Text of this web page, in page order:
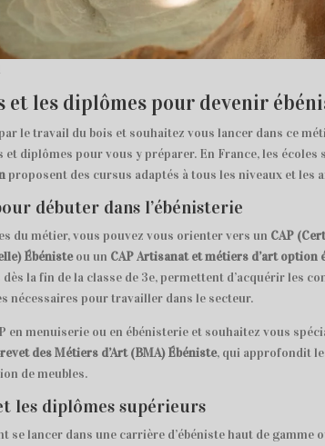
et les diplômes pour devenir
le travail du bois et souhaitez vous lancer dans ce
diplômes pour vous y préparer. En France, les écoles
proposent des cursus adaptés à tous les niveaux et les
débuter dans l’ébénisterie
du métier, vous pouvez vous orienter vers un CAP
Ébénisteou un CAP Artisanat et métiers d’art option
la fin de la classe de 3e, permettent d’acquérir les
nécessaires pour travailler dans le secteur.
en menuiserie ou en ébénisterie et souhaitez vous
des Métiers d’Art (BMA) Ébéniste, qui approfondit
de meubles.
les diplômes supérieurs
se lancer dans une carrière d’ébéniste haut de gamme